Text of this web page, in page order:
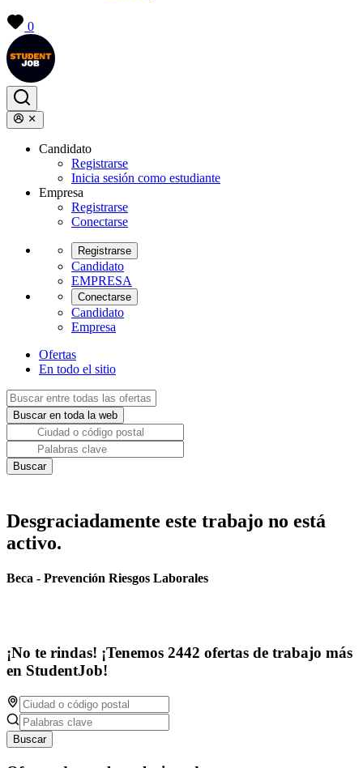
0
Candidato
Registrarse
Inicia sesión como estudiante
Empresa
Registrarse
Conectarse
Registrarse
Candidato
EMPRESA
Conectarse
Candidato
Empresa
Ofertas
En todo el sitio
Desgraciadamente este trabajo no está
activo.
Beca - Prevención Riesgos Laborales
¡No te rindas! ¡Tenemos 2442 ofertas de trabajo más
en StudentJob!
Buscar